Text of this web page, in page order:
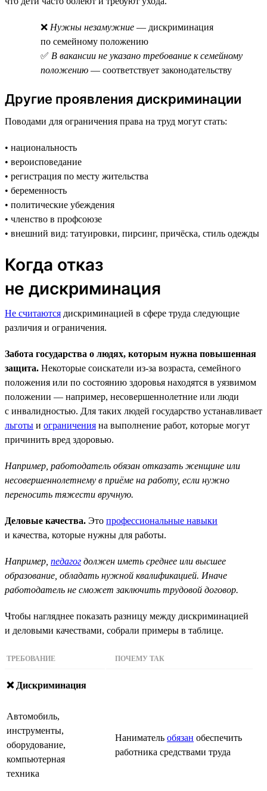
❌ Нужны незамужние — дискриминация
по семейному положению
✅ В вакансии не указано требование к семейному
положению — соответствует законодательству
Другие проявления дискриминации
Поводами для ограничения права на труд могут стать:
• национальность
• вероисповедание
• регистрация по месту жительства
• беременность
• политические убеждения
• членство в профсоюзе
• внешний вид: татуировки, пирсинг, причёска, стиль одежды
Когда отказ
не дискриминация
Не считаются дискриминацией в сфере труда следующие
различия и ограничения.
Забота государства о людях, которым нужна повышенная
защита. Некоторые соискатели из-за возраста, семейного
положения или по состоянию здоровья находятся в уязвимом
положении — например, несовершеннолетние или люди
с инвалидностью. Для таких людей государство устанавливает
льготы и ограничения на выполнение работ, которые могут
причинить вред здоровью.
Например, работодатель обязан отказать женщине или
несовершеннолетнему в приёме на работу, если нужно
переносить тяжести вручную.
Деловые качества. Это профессиональные навыки
и качества, которые нужны для работы.
Например, педагог должен иметь среднее или высшее
образование, обладать нужной квалификацией. Иначе
работодатель не сможет заключить трудовой договор.
Чтобы нагляднее показать разницу между дискриминацией
и деловыми качествами, собрали примеры в таблице.
ТРЕБОВАНИЕ ПОЧЕМУ ТАК
❌ Дискриминация
Автомобиль,
инструменты,
оборудование,
компьютерная
техника
Наниматель обязан обеспечить
работника средствами труда